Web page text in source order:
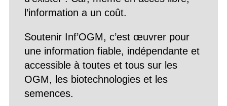
l’information a un coût.
Soutenir Inf’OGM, c’est œuvrer pour
une information fiable, indépendante et
accessible à toutes et tous sur les
OGM, les biotechnologies et les
semences.